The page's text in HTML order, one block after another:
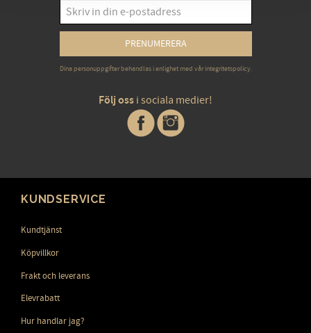
PRENUMERERA
Dina personuppgifter behandlas i enlighet med vårintegritetspolicy.
Följ oss i sociala medier!
KUNDSERVICE
Kundtjänst
Köpvillkor
Frakt och leverans
Elevrabatt
Hur handlar jag?